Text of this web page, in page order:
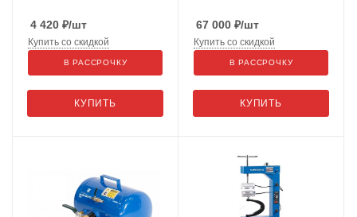
4 420 ₽/шт
КУПИТЬ
Купить со скидкой
В РАССРОЧКУ
67 000 ₽/шт
КУПИТЬ
Купить со скидкой
В РАССРОЧКУ